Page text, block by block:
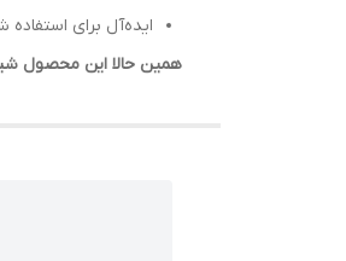
ایده‌آل برای
همین حالا این محصول